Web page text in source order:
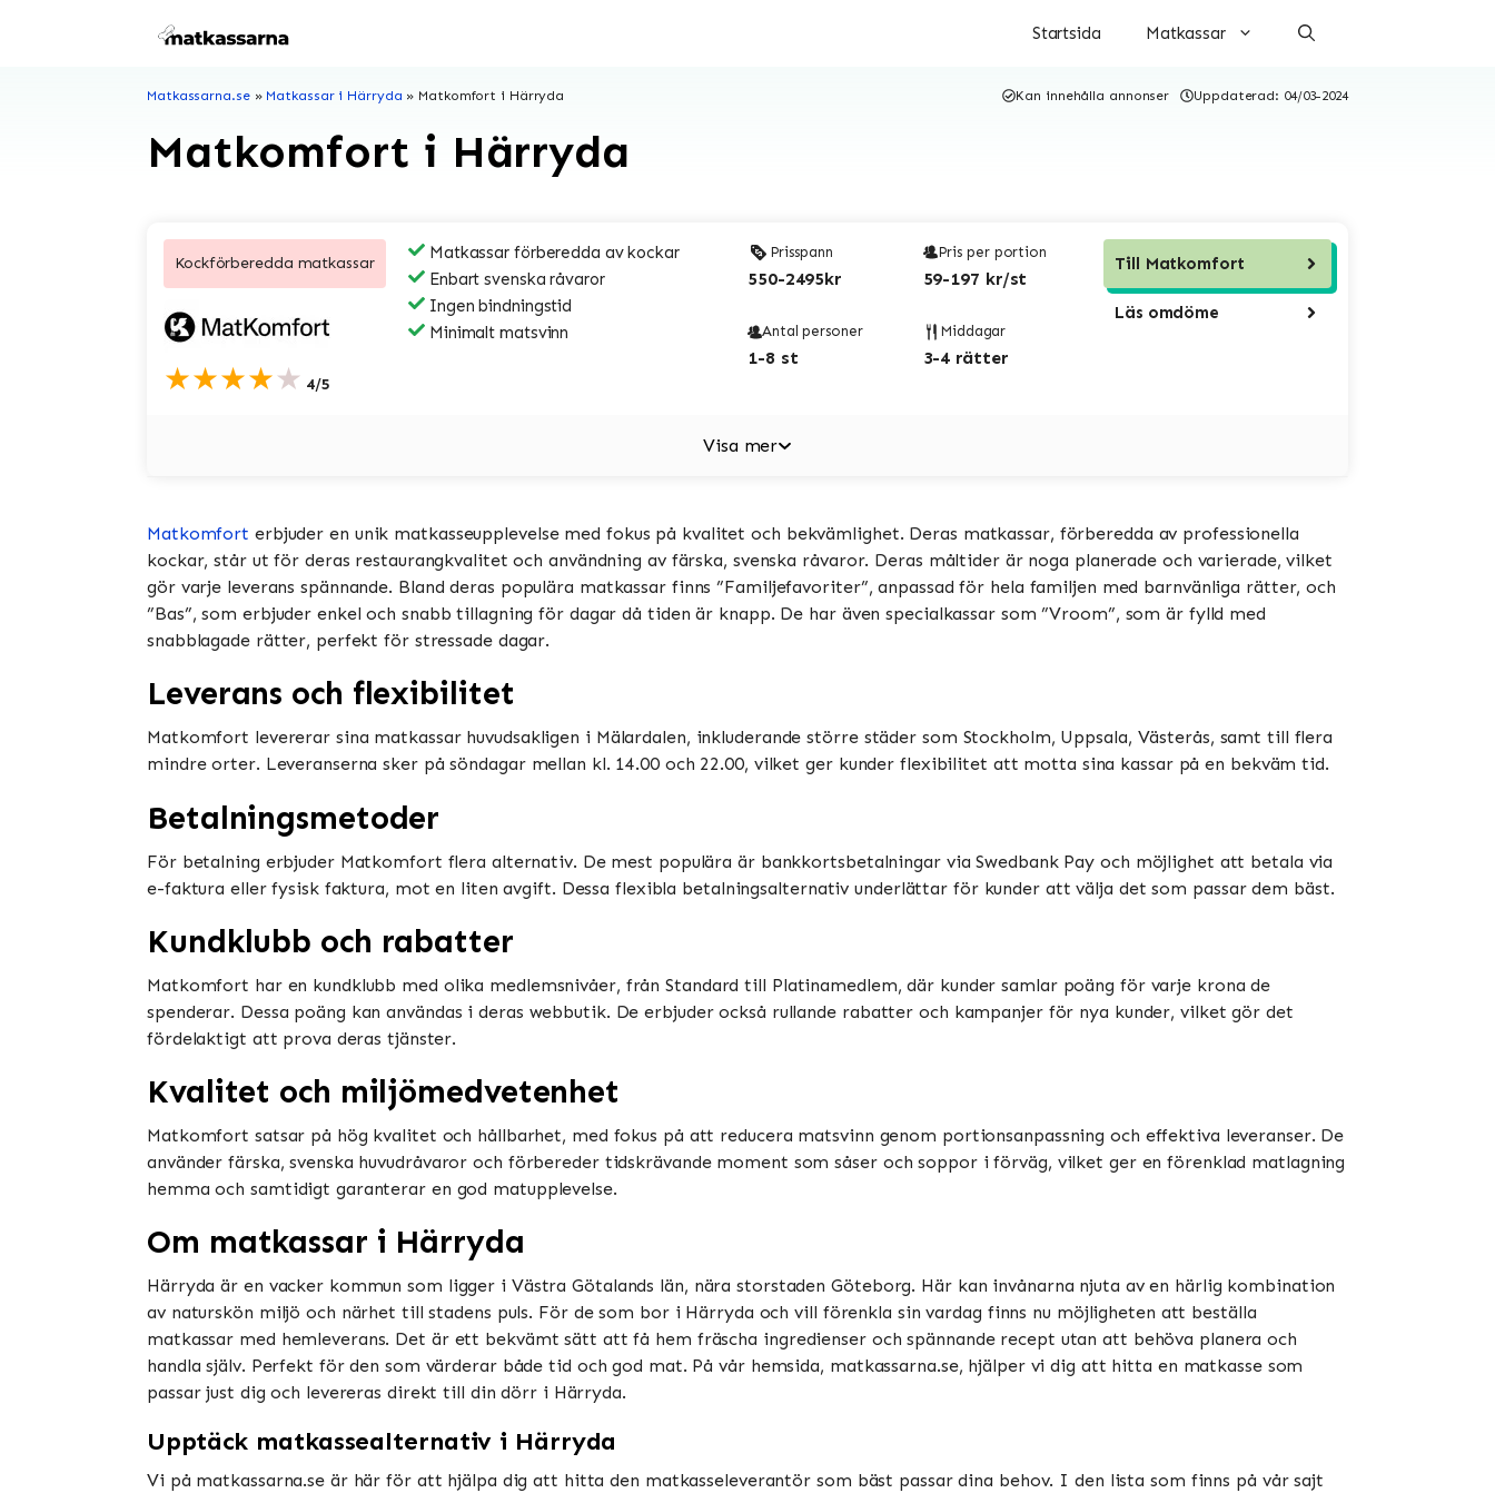
Startsida Matkassar
Matkassarna.se» Matkassar i Härryda » Matkomfort i Härryda Kan innehålla annonser Uppdaterad: 04/03-2024
Matkomfort i Härryda
Kockförberedda matkassar
★★★★★ 4/5
Matkassar förberedda av kockar
Enbart svenska råvaror
Ingen bindningstid
Minimalt matsvinn
Prisspann
550-2495kr
Pris per portion
59-197 kr/st
Antal personer
1-8 st
Middagar
3-4 rätter
Till Matkomfort
Läs omdöme
Visa mer
Matkomfort erbjuder en unik matkasseupplevelse med fokus på kvalitet och bekvämlighet. Deras matkassar, förberedda av professionella
kockar, står ut för deras restaurangkvalitet och användning av färska, svenska råvaror. Deras måltider är noga planerade och varierade, vilket
gör varje leverans spännande. Bland deras populära matkassar finns ”Familjefavoriter”, anpassad för hela familjen med barnvänliga rätter, och
”Bas”, som erbjuder enkel och snabb tillagning för dagar då tiden är knapp. De har även specialkassar som ”Vroom”, som är fylld med
snabblagade rätter, perfekt för stressade dagar​​​​.
Leverans och flexibilitet
Matkomfort levererar sina matkassar huvudsakligen i Mälardalen, inkluderande större städer som Stockholm, Uppsala, Västerås, samt till flera
mindre orter. Leveranserna sker på söndagar mellan kl. 14.00 och 22.00, vilket ger kunder flexibilitet att motta sina kassar på en bekväm tid​​​​.
Betalningsmetoder
För betalning erbjuder Matkomfort flera alternativ. De mest populära är bankkortsbetalningar via Swedbank Pay och möjlighet att betala via
e-faktura eller fysisk faktura, mot en liten avgift. Dessa flexibla betalningsalternativ underlättar för kunder att välja det som passar dem bäst​​.
Kundklubb och rabatter
Matkomfort har en kundklubb med olika medlemsnivåer, från Standard till Platinamedlem, där kunder samlar poäng för varje krona de
spenderar. Dessa poäng kan användas i deras webbutik. De erbjuder också rullande rabatter och kampanjer för nya kunder, vilket gör det
fördelaktigt att prova deras tjänster​​.
Kvalitet och miljömedvetenhet
Matkomfort satsar på hög kvalitet och hållbarhet, med fokus på att reducera matsvinn genom portionsanpassning och effektiva leveranser. De
använder färska, svenska huvudråvaror och förbereder tidskrävande moment som såser och soppor i förväg, vilket ger en förenklad matlagning
hemma och samtidigt garanterar en god matupplevelse​​​​.
Om matkassar i Härryda
Härryda är en vacker kommun som ligger i Västra Götalands län, nära storstaden Göteborg. Här kan invånarna njuta av en härlig kombination
av naturskön miljö och närhet till stadens puls. För de som bor i Härryda och vill förenkla sin vardag finns nu möjligheten att beställa
matkassar med hemleverans. Det är ett bekvämt sätt att få hem fräscha ingredienser och spännande recept utan att behöva planera och
handla själv. Perfekt för den som värderar både tid och god mat. På vår hemsida, matkassarna.se, hjälper vi dig att hitta en matkasse som
passar just dig och levereras direkt till din dörr i Härryda.
Upptäck matkassealternativ i Härryda
Vi på matkassarna.se är här för att hjälpa dig att hitta den matkasseleverantör som bäst passar dina behov. I den lista som finns på vår sajt